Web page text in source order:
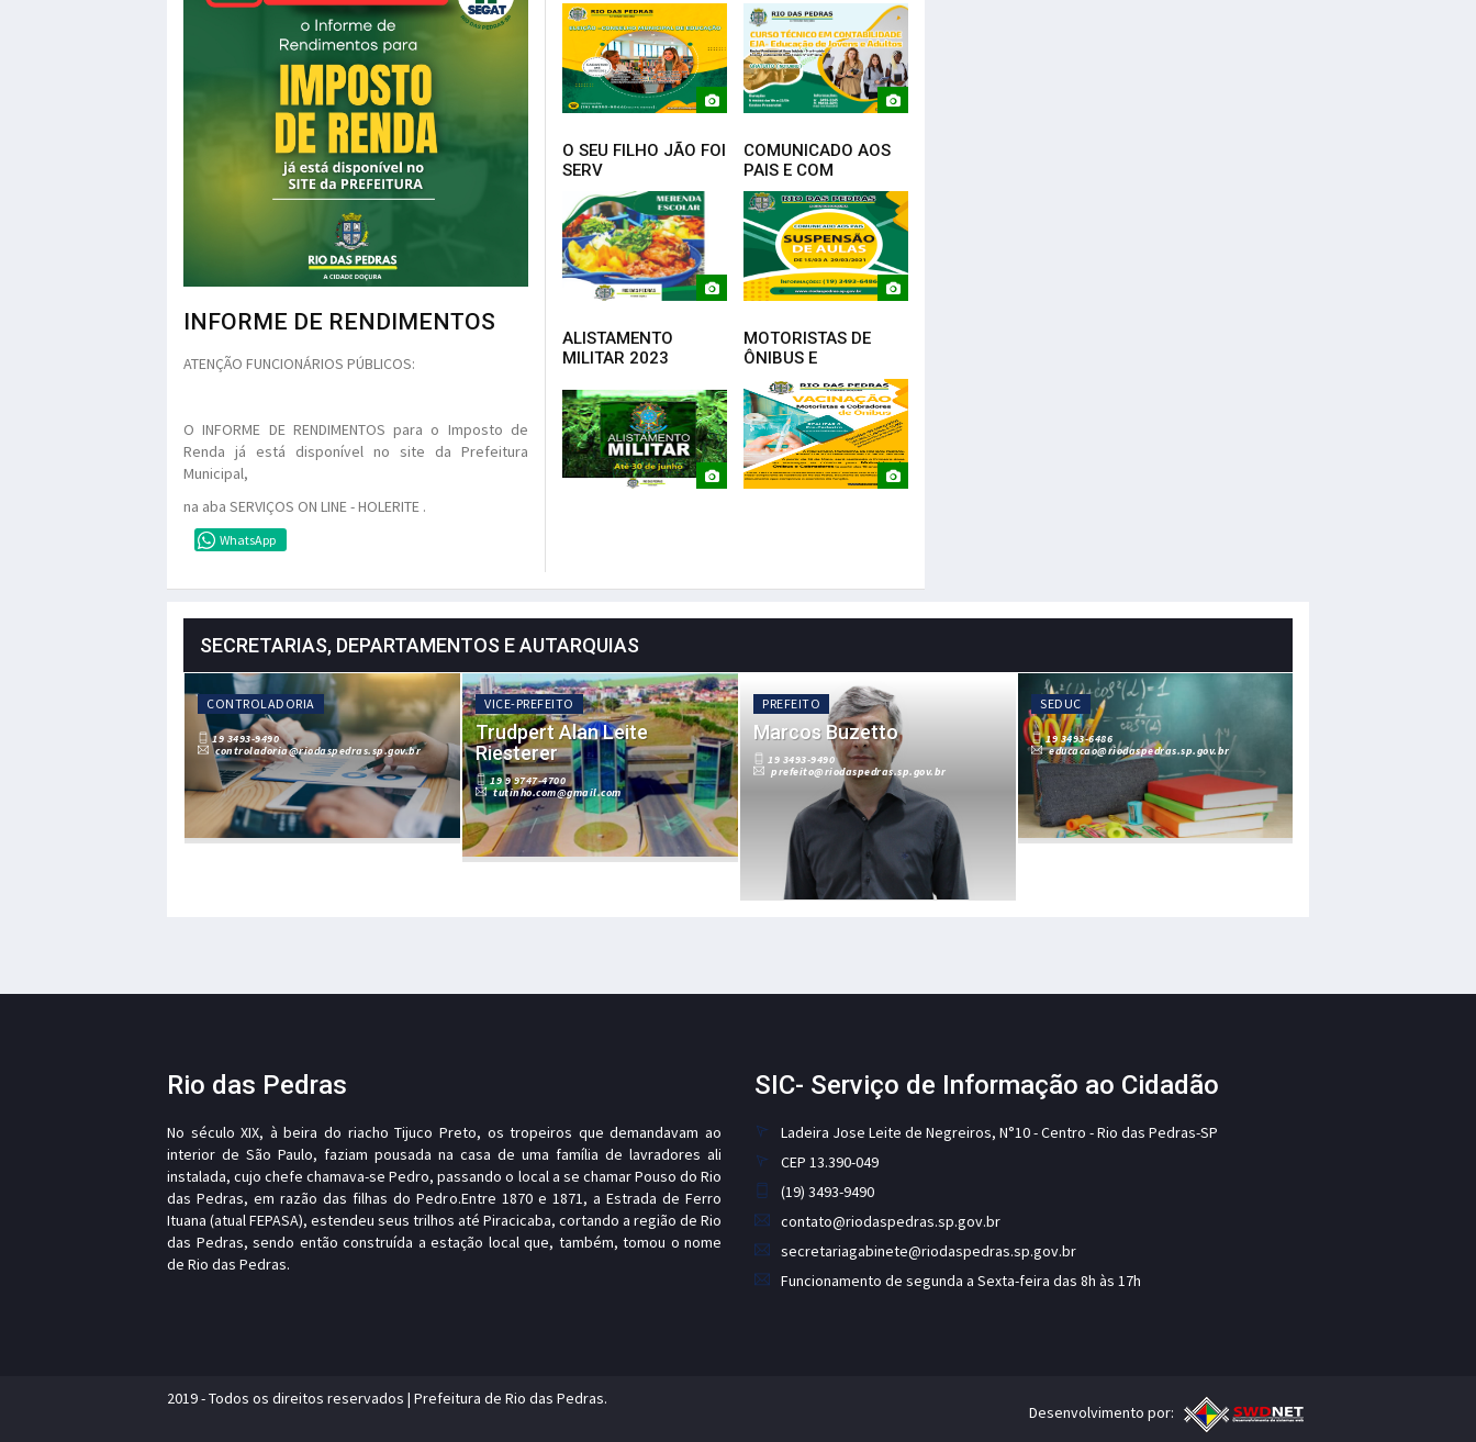
INFORME DE RENDIMENTOS
ATENÇÃO FUNCIONÁRIOS PÚBLICOS:
O INFORME DE RENDIMENTOS para o Imposto de
Renda já está disponível no site da Prefeitura
Municipal,
na aba SERVIÇOS ON LINE - HOLERITE .
WhatsApp
O SEU FILHO JÃO FOI
SERV
COMUNICADO AOS
PAIS E COM
ALISTAMENTO
MILITAR 2023
MOTORISTAS DE
ÔNIBUS E
SECRETARIAS, DEPARTAMENTOS E AUTARQUIAS
CONTROLADORIA
19 3493-9490
controladoria@riodaspedras.sp.gov.br
VICE-PREFEITO
Trudpert Alan Leite
Riesterer
19 9 9747-4700
tutinho.com@gmail.com
PREFEITO
Marcos Buzetto
19 3493-9490
prefeito@riodaspedras.sp.gov.br
SEDUC
19 3493-6486
educacao@riodaspedras.sp.gov.br
Rio das Pedras
No século XIX, à beira do riacho Tijuco Preto, os tropeiros que demandavam ao
interior de São Paulo, faziam pousada na casa de uma família de lavradores ali
instalada, cujo chefe chamava-se Pedro, passando o local a se chamar Pouso do Rio
das Pedras, em razão das filhas do Pedro.Entre 1870 e 1871, a Estrada de Ferro
Ituana (atual FEPASA), estendeu seus trilhos até Piracicaba, cortando a região de Rio
das Pedras, sendo então construída a estação local que, também, tomou o nome
de Rio das Pedras.
SIC- Serviço de Informação ao Cidadão
Ladeira Jose Leite de Negreiros, N°10 - Centro - Rio das Pedras-SP
CEP 13.390-049
(19) 3493-9490
contato@riodaspedras.sp.gov.br
secretariagabinete@riodaspedras.sp.gov.br
Funcionamento de segunda a Sexta-feira das 8h às 17h
2019 - Todos os direitos reservados | Prefeitura de Rio das Pedras.
Desenvolvimento por: